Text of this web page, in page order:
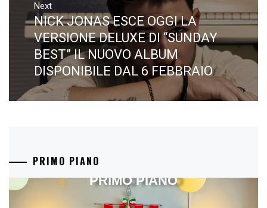
Next
Next
post:
NICK JONAS ESCE OGGI LA
VERSIONE DELUXE DI “SUNDAY
BEST” IL NUOVO ALBUM
DISPONIBILE DAL 6 FEBBRAIO​
PRIMO PIANO
PRIMO PIANO